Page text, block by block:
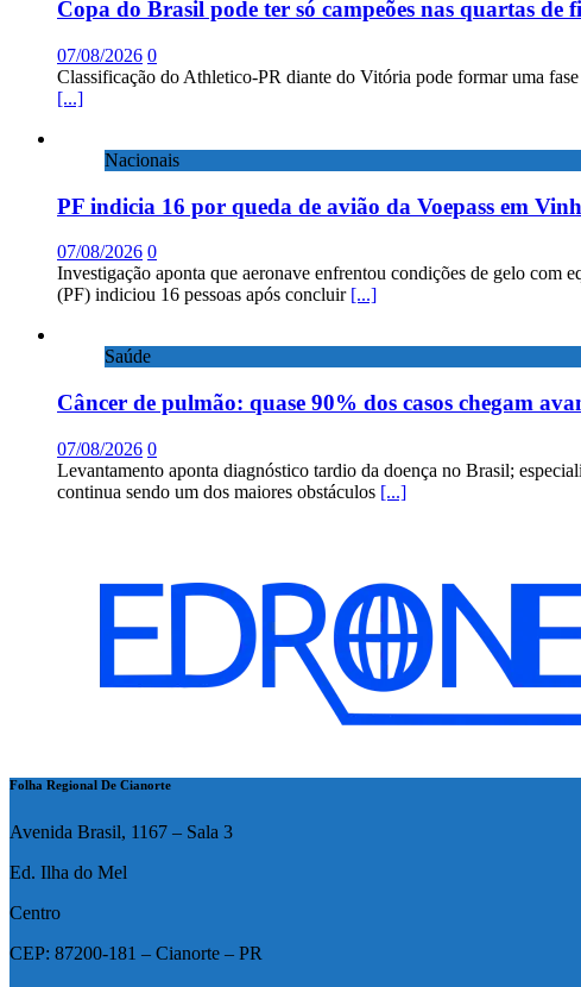
Copa do Brasil pode ter só campeões nas quartas de
07/08/2026 0
Classificação do Athletico-PR diante do Vitória pode formar uma
[...]
Nacionais
PF indicia 16 por queda de avião da Voepass em
07/08/2026 0
Investigação aponta que aeronave enfrentou condições de gelo com
(PF) indiciou 16 pessoas após concluir [...]
Saúde
Câncer de pulmão: quase 90% dos casos chegam
07/08/2026 0
Levantamento aponta diagnóstico tardio da doença no Brasil;
continua sendo um dos maiores obstáculos [...]
Folha Regional De Cianorte
Avenida Brasil, 1167 – Sala 3
Ed. Ilha do Mel
Centro
CEP: 87200-181 – Cianorte – PR